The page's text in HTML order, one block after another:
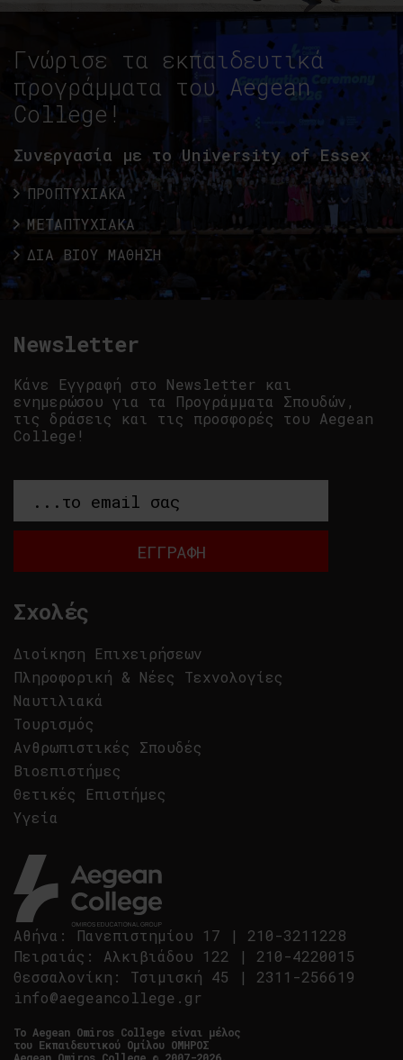
Γνώρισε τα εκπαιδευτικά
προγράμματα του Aegean
College!
Συνεργασία με το University of Essex
ΠΡΟΠΤΥΧΙΑΚΑ
ΜΕΤΑΠΤΥΧΙΑΚΑ
ΔΙΑ ΒΙΟΥ ΜΑΘΗΣΗ
Αθήνα : Πανεπιστημίου 17 | 210-3211228
Πειραιάς : Αλκιβιάδου 122 | 210-4220015
Θεσσαλονίκη : Τσιμισκή 45 | 2311-256619
info@aegeancollege.gr
Tο Aegean Omiros College είναι μέλος
του Εκπαιδευτικού Ομίλου ΟΜΗΡΟΣ
Σχολές
Διοίκηση Επιχειρήσεων
Πληροφορική & Νέες Τεχνολογίες
Ναυτιλιακά
Τουρισμός
Ανθρωπιστικές Σπουδές
Βιοεπιστήμες
Θετικές Επιστήμες
Υγεία
Newsletter
Κάνε Εγγραφή στο Newsletter και
ενημερώσου για τα Προγράμματα Σπουδών,
τις δράσεις και τις προσφορές του Aegean
College!